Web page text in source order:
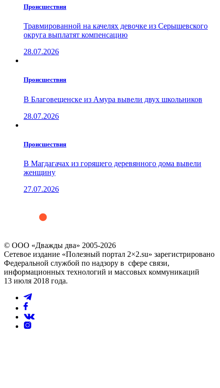
Проиcшествия
Травмированной на качелях девочке из Серышевского
округа выплатят компенсацию
28.07.2026
Проиcшествия
В Благовещенске из Амура вывели двух школьников
28.07.2026
Проиcшествия
В Магдагачах из горящего деревянного дома вывели
женщину
27.07.2026
© ООО «Дважды два» 2005-2026
Сетевое издание «Полезный портал 2×2.su» зарегистрировано
Федеральной службой по надзору в сфере связи,
информационных технологий и массовых коммуникаций
13 июля 2018 года.